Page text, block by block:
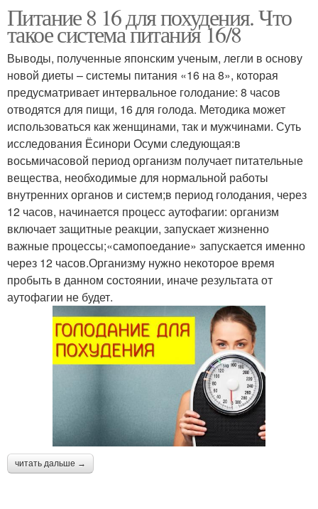
Питание 8 16 для похудения. Что
такое система питания 16/8
Выводы, полученные японским ученым, легли в основу
новой диеты – системы питания «16 на 8», которая
предусматривает интервальное голодание: 8 часов
отводятся для пищи, 16 для голода. Методика может
использоваться как женщинами, так и мужчинами. Суть
исследования Ёсинори Осуми следующая:в
восьмичасовой период организм получает питательные
вещества, необходимые для нормальной работы
внутренних органов и систем;в период голодания, через
12 часов, начинается процесс аутофагии: организм
включает защитные реакции, запускает жизненно
важные процессы;«самопоедание» запускается именно
через 12 часов.Организму нужно некоторое время
пробыть в данном состоянии, иначе результата от
аутофагии не будет.
читать дальше →